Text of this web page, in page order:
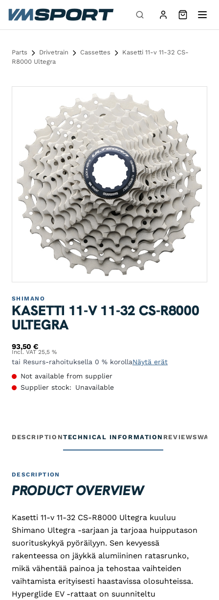
Skip to content
Parts Drivetrain Cassettes
Kasetti 11-v 11-32 CS-
R8000 Ultegra
SHIMANO
KASETTI 11-V 11-32 CS-R8000
ULTEGRA
93,50€
Incl. VAT 25,5 %
tai Resurs-rahoituksella 0 % korollaNäytä erät
Not available from supplier
Supplier stock:
Unavailable
DESCRIPTIONTECHNICAL INFORMATION REVIEWS
DESCRIPTION
PRODUCT OVERVIEW
Kasetti 11-v 11-32 CS-R8000 Ultegra kuuluu
Shimano Ultegra -sarjaan ja tarjoaa huipputason
suorituskykyä pyöräilyyn. Sen kevyessä
rakenteessa on jäykkä alumiininen ratasrunko,
mikä vähentää painoa ja tehostaa vaihteiden
vaihtamista erityisesti haastavissa olosuhteissa.
Hyperglide EV -rattaat on suunniteltu